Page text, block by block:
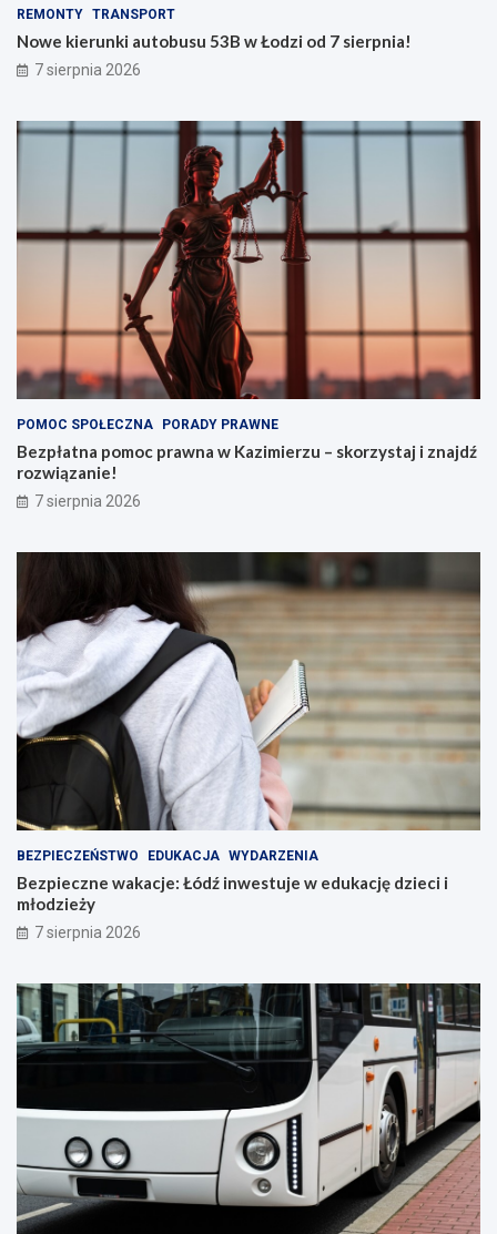
REMONTY TRANSPORT
Nowe kierunki autobusu 53B w Łodzi od 7 sierpnia!
7 sierpnia 2026
POMOC SPOŁECZNA PORADY PRAWNE
Bezpłatna pomoc prawna w Kazimierzu – skorzystaj i znajdź
rozwiązanie!
7 sierpnia 2026
BEZPIECZEŃSTWO EDUKACJA WYDARZENIA
Bezpieczne wakacje: Łódź inwestuje w edukację dzieci i
młodzieży
7 sierpnia 2026